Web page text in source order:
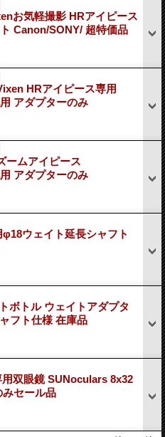
お気軽撮影 HRアイピース
Canon/SONY/ 超特価品
HRアイピース専用
アダプターのみ
ームアイピース
アダプターのみ
ウェイト延長シャフト
ボトル ウェイトアダプタ
フト仕様 在庫品
双眼鏡 SUNoculars 8x32
みセール品